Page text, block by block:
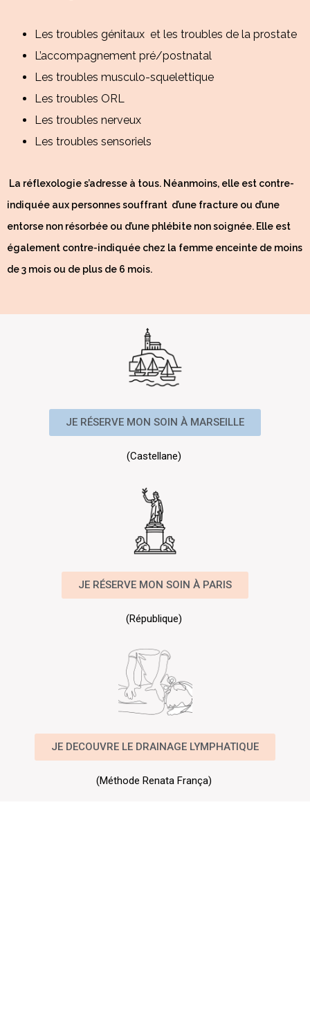
Les troubles génitaux et les troubles de la prostate
L’accompagnement pré/postnatal
Les troubles musculo-squelettique
Les troubles ORL
Les troubles nerveux
Les troubles sensoriels
La réflexologie s’adresse à tous. Néanmoins, elle est contre-
indiquée aux personnes souffrant d’une fracture ou d’une
entorse non résorbée ou d’une phlébite non soignée. Elle est
également contre-indiquée chez la femme enceinte de moins
de 3 mois ou de plus de 6 mois.
JE RÉSERVE MON SOIN À MARSEILLE
(Castellane)
JE RÉSERVE MON SOIN À PARIS
(République)
JE DECOUVRE LE DRAINAGE LYMPHATIQUE
(Méthode Renata França)